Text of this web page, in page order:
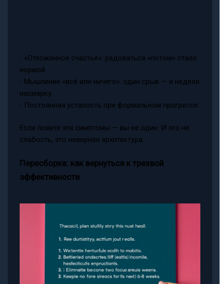
- «Отложенное счастье»: радоваться «потом» стало
нормой.
- Мышление «всё или ничего»: один срыв — и неделя
насмарку.
- Постоянная усталость при формальном прогрессе.
Если ловите эти симптомы — вы не один. И это не
слабость, это неверная архитектура.
Пересборка: как вернуться к трезвой
эффективности